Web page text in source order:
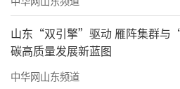
力量和社会组织、驻威高
艺术类、体育类、科技类
可根据个人兴趣和需求，
自主作业、自主阅读、
山东“双引擎”驱动 雁阵集群与
碳高质量发展新蓝图
中华网山东频道